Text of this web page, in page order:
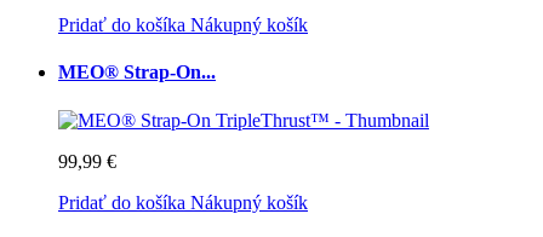
Pridať do košíka Nákupný košík
MEO® Strap-On...
99,99 €
Pridať do košíka Nákupný košík